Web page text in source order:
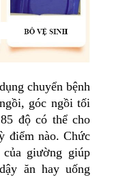
chuyển bệnh
góc ngồi tối
độ có thể cho
điểm nào. Chức
giường giúp
ăn hay uống